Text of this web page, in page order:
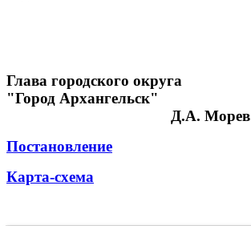
Глава городского округа
"Город Архангельск"
Д.А. Морев
Постановление
Карта-схема